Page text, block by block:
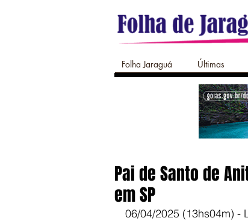
Folha Jaraguá Últimas
Pai de Santo de
em SP
06/04/2025 (13hs04m) -